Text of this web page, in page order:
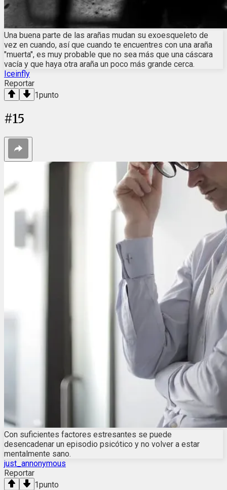
Una buena parte de las arañas mudan su exoesqueleto de
vez en cuando, así que cuando te encuentres con una araña
"muerta", es muy probable que no sea más que una cáscara
vacía y que haya otra araña un poco más grande cerca.
Iceinfly
Reportar
1punto
#15
Con suficientes factores estresantes se puede
desencadenar un episodio psicótico y no volver a estar
mentalmente sano.
just_annonymous
Reportar
1punto